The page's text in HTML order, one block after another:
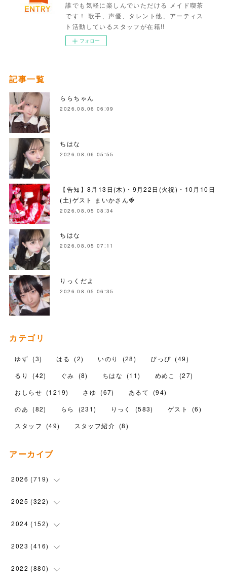
誰でも気軽に楽しんでいただける メイド喫茶
です！ 歌手、声優、タレント他、アーティス
ト活動しているスタッフが在籍!!
フォロー
記事一覧
ららちゃん
2026.08.06 06:09
ちはな
2026.08.06 05:55
【告知】8月13日(木)・9月22日(火祝)・10月10日
(土)ゲスト まいかさん🍓
2026.08.05 08:34
ちはな
2026.08.05 07:11
りっくだよ
2026.08.05 06:35
カテゴリ
ゆず (3) はる (2) いのり (28) ぴっぴ (49)
るり
(42) ぐみ (8) ちはな (11) めめこ (27)
おしらせ (1219) さゆ (67) あるて (94)
のあ
(82) らら (231) りっく (583) ゲスト (6)
スタッフ
(49) スタッフ紹介 (8)
アーカイブ
2026 (719)
(12)
(102
( 110
( 119
2025 (322)
(90)
( 100
(74)
2024 (152)
(5 )
(5)
2023 (416)
(28)
2022 (880)